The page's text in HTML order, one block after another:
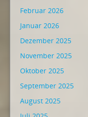
Februar 2026
Januar 2026
Dezember 2025
November 2025
Oktober 2025
September 2025
August 2025